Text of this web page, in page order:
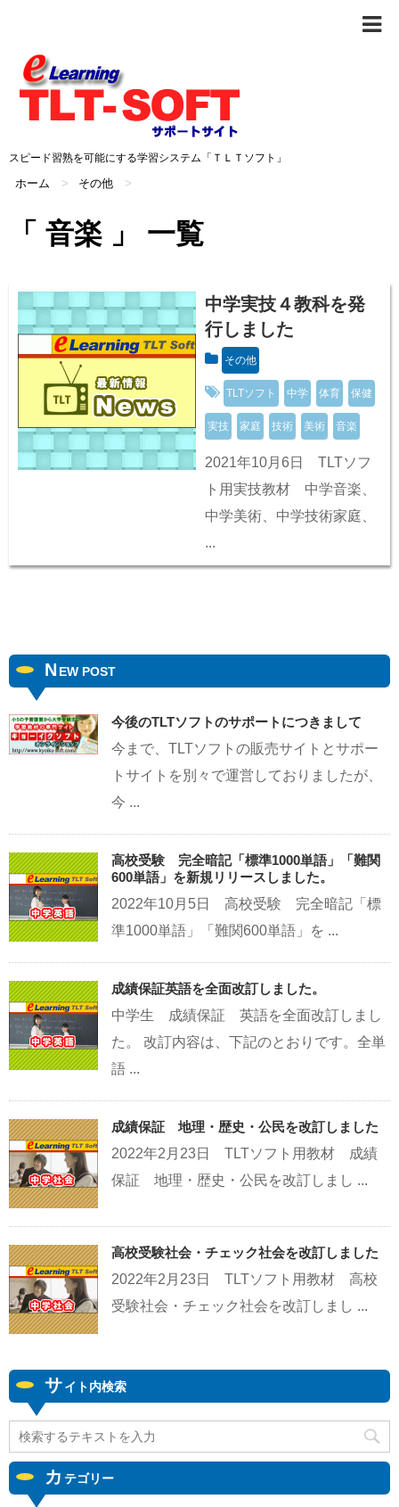
スピード習熟を可能にする学習システム「ＴＬＴソフト」
ホーム > その他 >
「 音楽 」 一覧
中学実技４教科を発
行しました
その他
TLTソフト 中学 体育 保健
実技 家庭 技術 美術 音楽
2021年10月6日 TLTソフ
ト用実技教材 中学音楽、
中学美術、中学技術家庭、
...
N EW POST
今後のTLTソフトのサポートにつきまして
今まで、TLTソフトの販売サイトとサポー
トサイトを別々で運営しておりましたが、
今 ...
高校受験 完全暗記「標準1000単語」「難関
600単語」を新規リリースしました。
2022年10月5日 高校受験 完全暗記「標
準1000単語」「難関600単語」を ...
成績保証英語を全面改訂しました。
中学生 成績保証 英語を全面改訂しまし
た。 改訂内容は、下記のとおりです。全単
語 ...
成績保証 地理・歴史・公民を改訂しました
2022年2月23日 TLTソフト用教材 成績
保証 地理・歴史・公民を改訂しまし ...
高校受験社会・チェック社会を改訂しました
2022年2月23日 TLTソフト用教材 高校
受験社会・チェック社会を改訂しまし ...
サイト内検索
カ テゴリー